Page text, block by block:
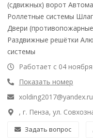
Контакты
Город: Колумбус
(сдвижных) ворот
Роллетные системы
Двери
Раздвижные решётки
системы
Работает с 04 ноября
Показать номер
xolding2017@yandex.ru
, г. Пенза, ул.
Задать вопрос